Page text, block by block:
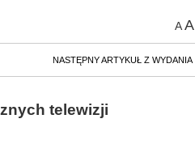
AA
NASTĘPNY ARTYKUŁ Z WYDANIA
telewizji